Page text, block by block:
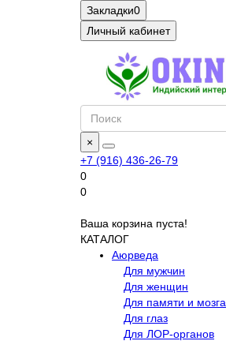
Закладки0
Личный кабинет
×
+7 (916) 436-26-79
0
0
Ваша корзина пуста!
КАТАЛОГ
Аюрведа
Для мужчин
Для женщин
Для памяти и мозга
Для глаз
Для ЛОР-органов